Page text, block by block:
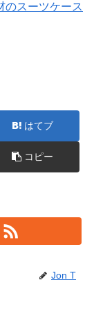
のスーツケース
はてブ
コピー
Jon T